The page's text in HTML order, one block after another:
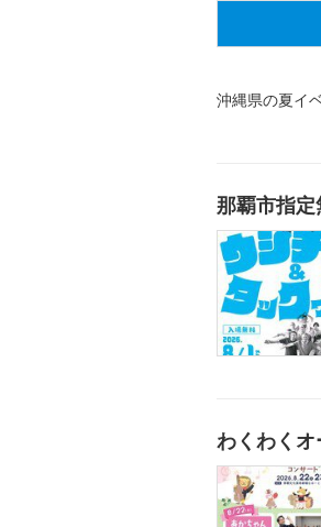
沖縄県の夏イ
那覇市指
わくわく